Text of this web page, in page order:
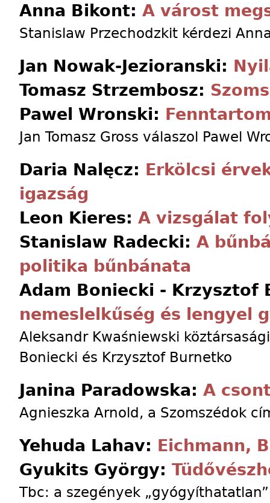
Anna Bikont: A várost
Stanislaw Przechodzkit kérdezi
Jan Nowak-Jezioranski:
Tomasz Strzembosz:
Pawel Wronski:
Jan Tomasz Gross válaszol Pawel
Daria Nalęcz: Erkölcsi
igazság
Leon Kieres: A vizsgálat
Stanislaw Radecki: A
politika bűnbánata
Adam Boniecki - Krzysztof
nemeslelkűség és lengyel
Aleksandr Kwaśniewski
Boniecki és Krzysztof Burnetko
Janina Paradowska: A
Agnieszka Arnold, a Szomszédok
Yehuda Lahav: Eichmann,
Gyukits György:
Tbc: a szegények